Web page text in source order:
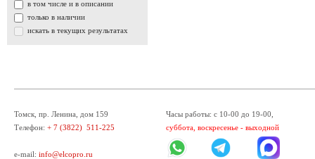
в том числе и в описании
только в наличии
искать в текущих результатах
Томск, пр. Ленина, дом 159
Телефон: + 7 (3822) 511-225
e-mail: info@elcopro.ru
Часы работы: с 10-00 до 19-00,
суббота, воскресенье - выходной